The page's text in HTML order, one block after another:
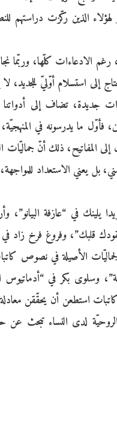
الذين ركّزت دراستهم
رغم الادعاءات كلّها، وربّما
إلى استسلام أوّليّ
تضاف إلى أدواتنا
فأوّل ما يدرسونه في
المفاتيح، ذلك أنّ جماليّات
بل يعني الاستعداد
يلينك في “عازفة البيانو”،
قلبك”، وفروغ فرخ زاد
الجماليّات الأصيلة في نصوص
وسلوى بكر في “أدماتيوس
استطعن أن يحقّقن
لدى النساء تبحث عن